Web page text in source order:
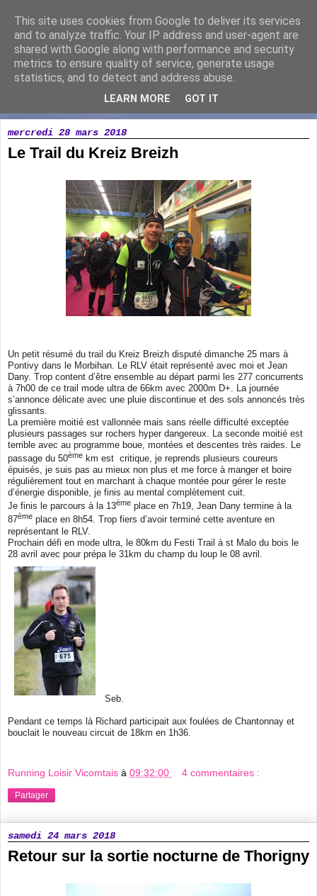
Running Loisir Vicomtais
Association de course à pied à la Chaize le Vicomte
mercredi 28 mars 2018
Le Trail du Kreiz Breizh
Un petit résumé du trail du Kreiz Breizh disputé dimanche 25 mars à
Pontivy dans le Morbihan. Le RLV était représenté avec moi et Jean
Dany. Trop content d’être ensemble au départ parmi les 277 concurrents
à 7h00 de ce trail mode ultra de 66km avec 2000m D+. La journée
s’annonce délicate avec une pluie discontinue et des sols annoncés très
glissants.
La première moitié est vallonnée mais sans réelle difficulté exceptée
plusieurs passages sur rochers hyper dangereux. La seconde moitié est
terrible avec au programme boue, montées et descentes très raides. Le
passage du 50ème km est critique, je reprends plusieurs coureurs
épuisés, je suis pas au mieux non plus et me force à manger et boire
régulièrement tout en marchant à chaque montée pour gérer le reste
d’énergie disponible, je finis au mental complètement cuit.
Je finis le parcours à la 13ème place en 7h19, Jean Dany termine à la
87ème place en 8h54. Trop fiers d’avoir terminé cette aventure en
représentant le RLV.
Prochain défi en mode ultra, le 80km du Festi Trail à st Malo du bois le
28 avril avec pour prépa le 31km du champ du loup le 08 avril.
Seb.
Pendant ce temps là Richard participait aux foulées de Chantonnay et
bouclait le nouveau circuit de 18km en 1h36.
Running Loisir Vicomtais à 09:32:00 4 commentaires :
Partager
samedi 24 mars 2018
Retour sur la sortie nocturne de Thorigny
This site uses cookies from Google to deliver its services
and to analyze traffic. Your IP address and user-agent are
shared with Google along with performance and security
metrics to ensure quality of service, generate usage
statistics, and to detect and address abuse.
LEARN MORE GOT IT